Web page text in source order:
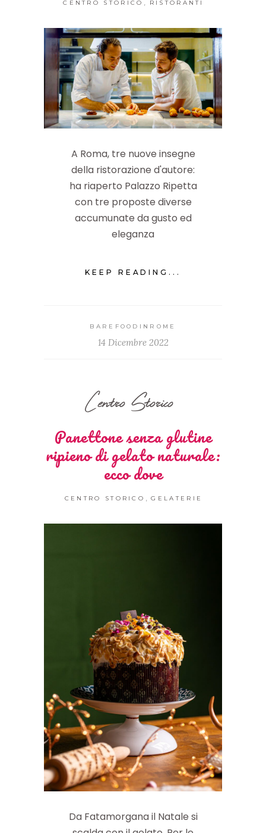
CENTRO STORICO , RISTORANTI
A Roma, tre nuove insegne
della ristorazione d'autore:
ha riaperto Palazzo Ripetta
con tre proposte diverse
accumunate da gusto ed
eleganza
KEEP READING...
BAREFOODINROME
14 Dicembre 2022
Centro Storico
Panettone senza glutine
ripieno di gelato naturale:
ecco dove
CENTRO STORICO GELATERIE
Da Fatamorgana il Natale si